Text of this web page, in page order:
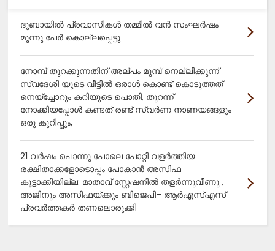
ദുബായിൽ പ്രവാസികൾ തമ്മിൽ വൻ സംഘർഷം
മൂന്നു പേർ കൊല്ലപ്പെട്ടു
നോമ്പ് തുറക്കുന്നതിന് അല്പം മുമ്പ് നെല്ലിക്കുന്ന്
സ്വദേശി യുടെ വീട്ടിൽ ഒരാൾ കൊണ്ട് കൊടുത്തത്
നെയ്ച്ചോറും കറിയുടെ പൊതി, തുറന്ന്
നോക്കിയപ്പോൾ കണ്ടത് രണ്ട് സ്വർണ നാണയങ്ങളും
ഒരു കുറിപ്പും,
21 വർഷം പൊന്നു പോലെ പോറ്റി വളർത്തിയ
രക്ഷിതാക്കളോടൊപ്പം പോകാൻ അസിഫ
കൂട്ടാക്കിയില്ല: മാതാവ് സ്റ്റേഷനിൽ തളർന്നുവീണു ,
അജിനും അസിഫയ്ക്കും ബിജെപി– ആർഎസ്എസ്
പ്രവർത്തകർ തണലൊരുക്കി